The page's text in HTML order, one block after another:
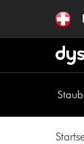
überspringen